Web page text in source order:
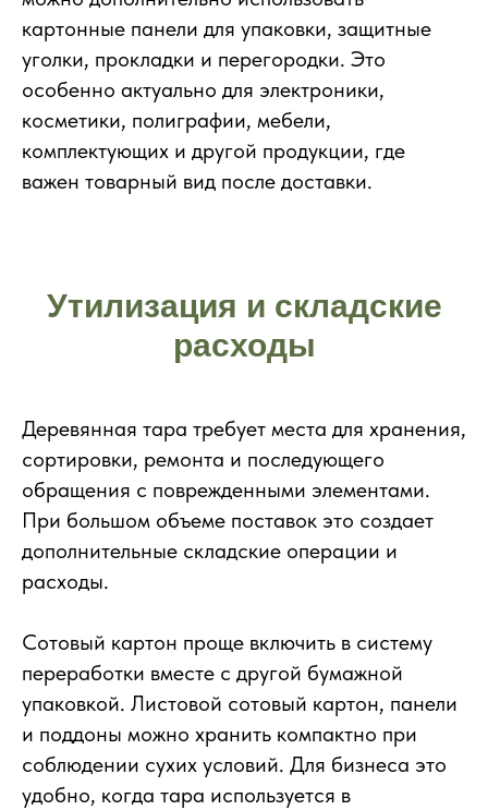
картонные панели для упаковки, защитные
уголки, прокладки и перегородки. Это
особенно актуально для электроники,
косметики, полиграфии, мебели,
комплектующих и другой продукции, где
важен товарный вид после доставки.
Утилизация и складские
расходы
Деревянная тара требует места для хранения,
сортировки, ремонта и последующего
обращения с поврежденными элементами.
При большом объеме поставок это создает
дополнительные складские операции и
расходы.
Сотовый картон проще включить в систему
переработки вместе с другой бумажной
упаковкой. Листовой сотовый картон, панели
и поддоны можно хранить компактно при
соблюдении сухих условий. Для бизнеса это
удобно, когда тара используется в